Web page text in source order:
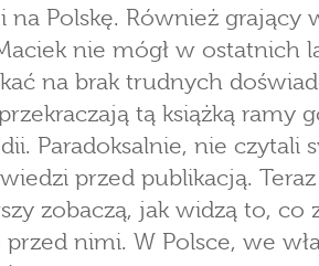
na Polskę. Również grający
nie mógł w ostatnich
na brak trudnych
tą książką ramy
Paradoksalnie, nie czytali
przed publikacją.
zobaczą, jak widzą to, co
nimi. W Polsce, we